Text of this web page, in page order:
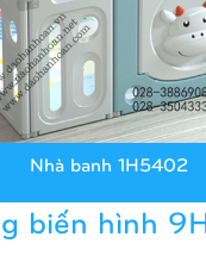
biến hình
Nhà banh 1H5402